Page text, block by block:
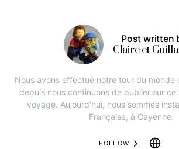
Post written
Claire et
Nous avons effectué notre tour du monde
depuis nous continuons de publier sur
voyage. Aujourd'hui, nous sommes
Française, à Cayenne.
FOLLOW